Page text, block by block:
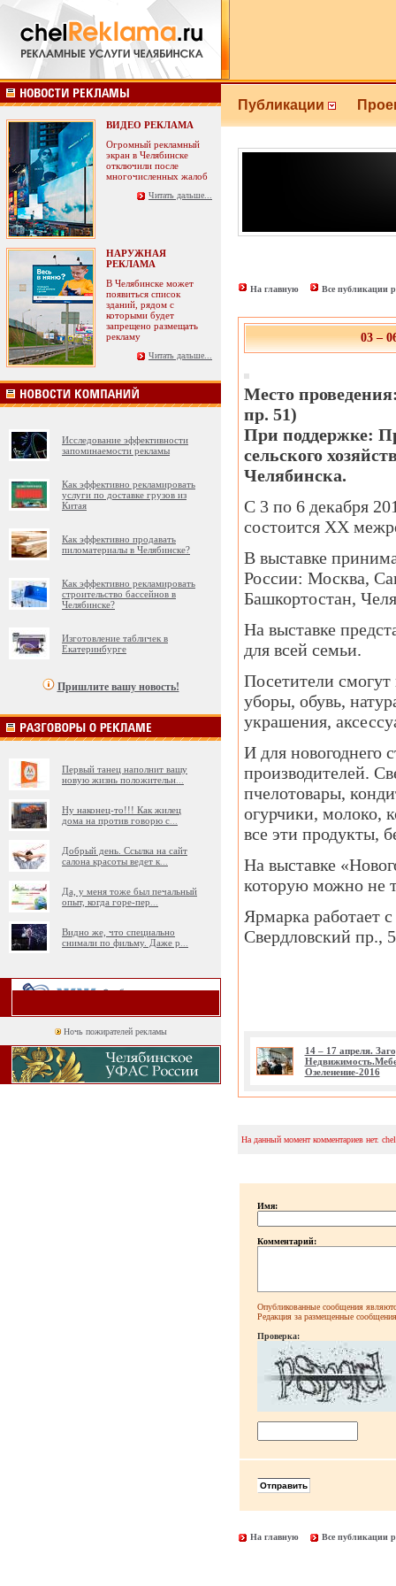
ВИДЕО РЕКЛАМА
Огромный рекламный
экран в Челябинске
отключили после
многочисленных жалоб
Читать дальше...
НАРУЖНАЯ
РЕКЛАМА
В Челябинске может
появиться список
зданий, рядом с
которыми будет
запрещено размещать
рекламу
Читать дальше...
Исследование эффективности
запоминаемости рекламы
Как эффективно рекламировать
услуги по доставке грузов из
Китая
Как эффективно продавать
пиломатериалы в Челябинске?
Как эффективно рекламировать
строительство бассейнов в
Челябинске?
Изготовление табличек в
Екатеринбурге
Пришлите вашу новость!
Первый танец наполнит вашу
новую жизнь положительн
Ну наконец-то!!! Как жилец
дома на против говорю с
Добрый день. Ссылка на сайт
салона красоты ведет к
Да, у меня тоже был печальный
опыт, когда горе-пер
Видно же, что специально
снимали по фильму. Даже р
Ночь пожирателей рекламы
Публикации
На главную Все публикации
03 –
Место
пр. 51)
При поддержке:
сельского
Челябинска.
С 3 по 6 декабря
состоится XX
В выставке
России: Москва,
Башкортостан,
На выставке
для всей семьи.
Посетители
уборы, обувь,
украшения,
И для новогоднего
производителей.
пчелотовары,
огурчики, молоко,
все эти продукты,
На выставке
которую можно не
Ярмарка работает
Свердловский пр.,
14 – 17 апреля.
Озеленение-2016
На данный момент комментариев нет.
Имя:
Комментарий:
Опубликованные сообщения
Редакция за размещенные сообщения
Проверка:
На главную Все публикации